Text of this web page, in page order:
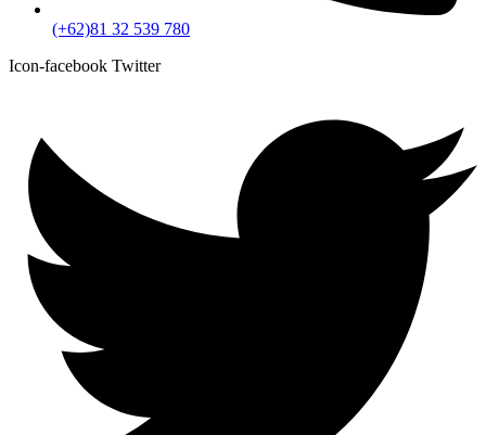
(+62)81 32 539 780
Icon-facebook Twitter